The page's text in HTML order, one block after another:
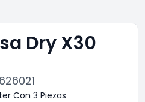
Dry X30
Con 3 Piezas